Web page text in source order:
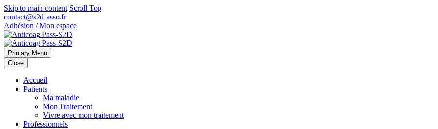
Skip to main content Scroll Top
contact@s2d-asso.fr
Adhésion / Mon espace
Primary Menu
Close
Accueil
Patients
Ma maladie
Mon Traitement
Vivre avec mon traitement
Professionnels